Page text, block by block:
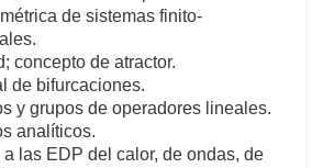
de sistemas finito-
concepto de atractor.
de bifurcaciones.
y grupos de operadores lineales.
analíticos.
las EDP del calor, de ondas, de